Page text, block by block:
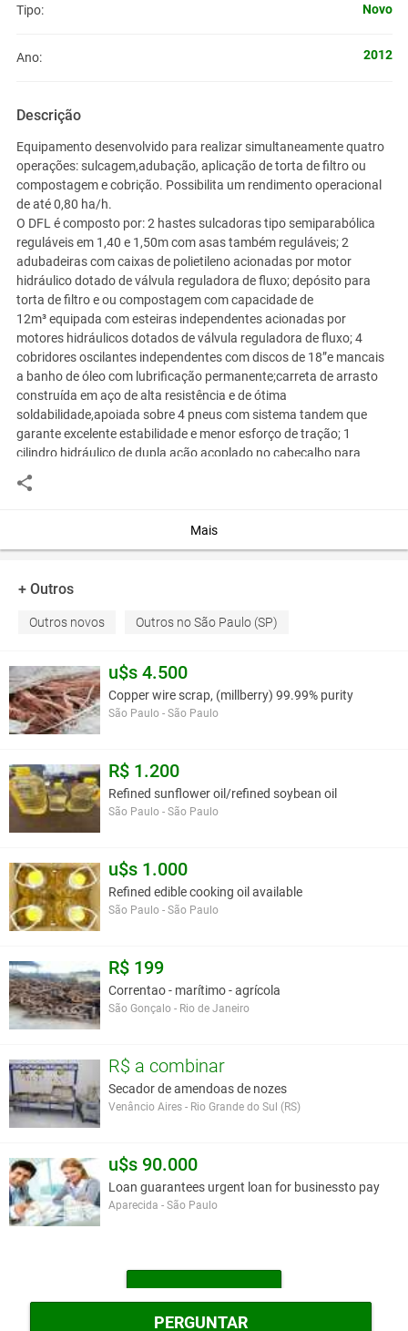
PERGUNTAR
Tipo: Novo
Ano: 2012
Descrição
Equipamento desenvolvido para realizar simultaneamente quatro
operações: sulcagem,adubação, aplicação de torta de filtro ou
compostagem e cobrição. Possibilita um rendimento operacional
de até 0,80 ha/h.
O DFL é composto por: 2 hastes sulcadoras tipo semiparabólica
reguláveis em 1,40 e 1,50m com asas também reguláveis; 2
adubadeiras com caixas de polietileno acionadas por motor
hidráulico dotado de válvula reguladora de fluxo; depósito para
torta de filtro e ou compostagem com capacidade de
12m³ equipada com esteiras independentes acionadas por
motores hidráulicos dotados de válvula reguladora de fluxo; 4
cobridores oscilantes independentes com discos de 18”e mancais
a banho de óleo com lubrificação permanente;carreta de arrasto
construída em aço de alta resistência e de ótima
soldabilidade,apoiada sobre 4 pneus com sistema tandem que
garante excelente estabilidade e menor esforço de tração; 1
cilindro hidráulico de dupla ação acoplado no cabeçalho para
transporte e regulagem da profundidade de sulcação.
Pneus
Bitola dos pneus
Peso aproximado
Trator (cv)
150 a 180
este anúncio é contra a política de Agroads?
Mais
+ Outros
Outros novos Outros no São Paulo (SP)
u$s 4.500
Copper wire scrap, (millberry) 99.99% purity
São Paulo - São Paulo
R$ 1.200
Refined sunflower oil/refined soybean oil
São Paulo - São Paulo
u$s 1.000
Refined edible cooking oil available
São Paulo - São Paulo
R$ 199
Correntao - marítimo - agrícola
São Gonçalo - Rio de Janeiro
R$ a combinar
Secador de amendoas de nozes
Venâncio Aires - Rio Grande do Sul (RS)
u$s 90.000
Loan guarantees urgent loan for businessto pay
Aparecida - São Paulo